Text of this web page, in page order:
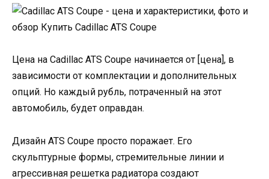
Цена на Cadillac ATS Coupe начинается от [цена], в
зависимости от комплектации и дополнительных
опций. Но каждый рубль, потраченный на этот
автомобиль, будет оправдан.
Дизайн ATS Coupe просто поражает. Его
скульптурные формы, стремительные линии и
агрессивная решетка радиатора создают